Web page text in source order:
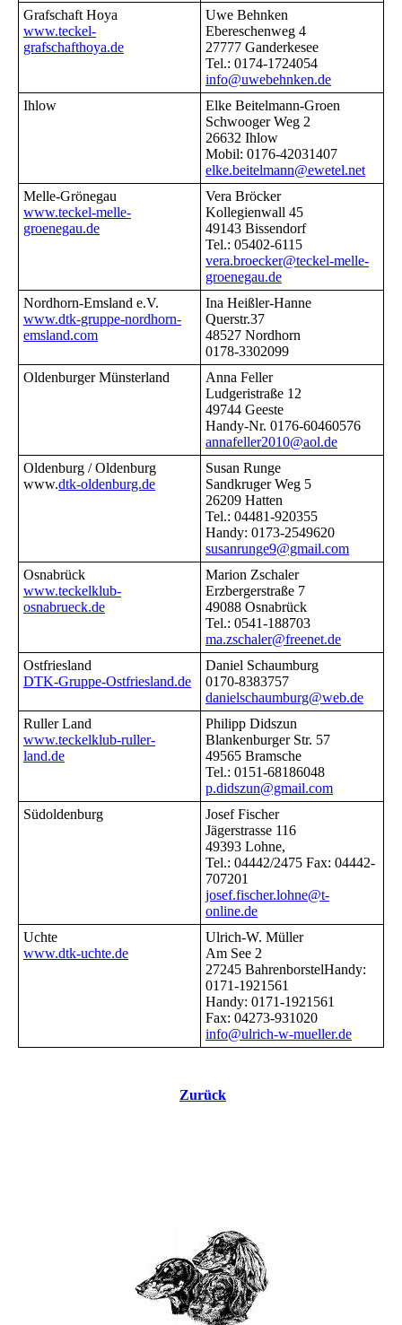
Grafschaft Hoya
www.teckel-
grafschafthoya.de
Uwe Behnken
Ebereschenweg 4
27777 Ganderkesee
Tel.: 0174-1724054
info@uwebehnken.de
Ihlow
Elke Beitelmann-Groen
Schwooger Weg 2
26632 Ihlow
Mobil: 0176-42031407
elke.beitelmann@ewetel.net
Melle-Grönegau
www.teckel-melle-
groenegau.de
Vera Bröcker
Kollegienwall 45
49143 Bissendorf
Tel.: 05402-6115
vera.broecker@teckel-melle-
groenegau.de
Nordhorn-Emsland e.V.
www.dtk-gruppe-nordhorn-
emsland.com
Ina Heißler-Hanne
Querstr.37
48527 Nordhorn
0178-3302099
Oldenburger Münsterland
Anna Feller
Ludgeristraße 12
49744 Geeste
Handy-Nr. 0176-60460576
annafeller2010@aol.de
Oldenburg / Oldenburg
www.dtk-oldenburg.de
Susan Runge
Sandkruger Weg 5
26209 Hatten
Tel.: 04481-920355
Handy: 0173-2549620
susanrunge9@gmail.com
Osnabrück
www.teckelklub-
osnabrueck.de
Marion Zschaler
Erzbergerstraße 7
49088 Osnabrück
Tel.: 0541-188703
ma.zschaler@freenet.de
Ostfriesland
DTK-Gruppe-Ostfriesland.de
Daniel Schaumburg
0170-8383757
danielschaumburg@web.de
Ruller Land
www.teckelklub-ruller-
land.de
Philipp Didszun
Blankenburger Str. 57
49565 Bramsche
Tel.: 0151-68186048
p.didszun@gmail.com
Südoldenburg
Josef Fischer
Jägerstrasse 116
49393 Lohne,
Tel.: 04442/2475 Fax: 04442-
707201
josef.fischer.lohne@t-
online.de
Uchte
www.dtk-uchte.de
Ulrich-W. Müller
Am See 2
27245 BahrenborstelHandy:
0171-1921561
Handy: 0171-1921561
Fax: 04273-931020
info@ulrich-w-mueller.de
Zurück